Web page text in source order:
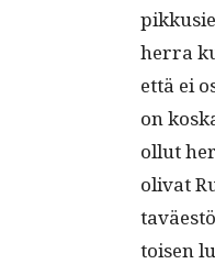
her­ra
että ei
on
ollut
oli­vat
toisen